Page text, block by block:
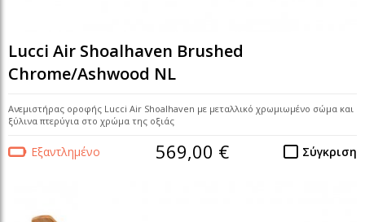
Lucci Air Shoalhaven Brushed
Chrome/Ashwood NL
Ανεμιστήρας οροφής Lucci Air Shoalhaven με μεταλλικό χρωμιωμένο σώμα και
ξύλινα πτερύγια στο χρώμα της οξιάς
Εξαντλημένο Σύγκριση
569,00 €